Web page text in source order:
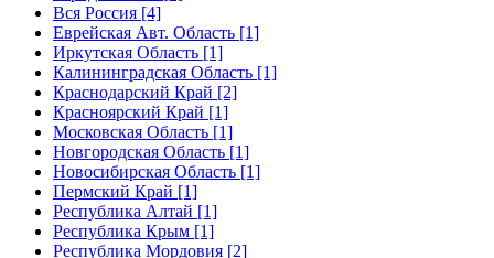
Вся Россия [4]
Еврейская Авт. Область [1]
Иркутская Область [1]
Калининградская Область [1]
Краснодарский Край [2]
Красноярский Край [1]
Московская Область [1]
Новгородская Область [1]
Новосибирская Область [1]
Пермский Край [1]
Республика Алтай [1]
Республика Крым [1]
Республика Мордовия [2]